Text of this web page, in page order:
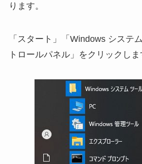
ります。
「スタート」「Windows システ
トロールパネル」をクリックしま